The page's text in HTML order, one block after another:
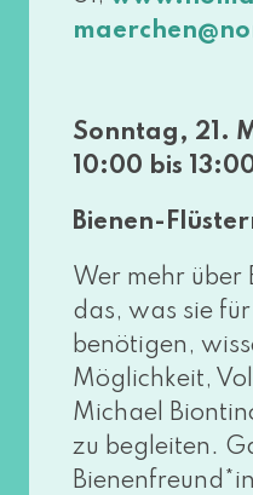
Sonntag, 21.
10:00 bis
Bienen-
Wer mehr über
das, was sie
benö­ti­gen,
Möglichkeit,
Michael
zu beglei­ten.